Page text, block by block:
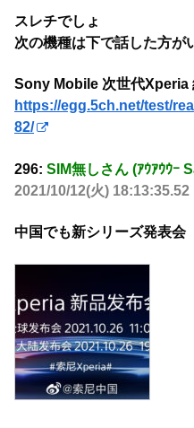
スレチでしょ
次の機種は下で話した方が
Sony Mobile 次世代Xperia
https://egg.5ch.net/test/
82/
296: SIM無しさん (ｱｳｱｳｳｰ
2021/10/12(火)
中国でも新シリーズ発表会